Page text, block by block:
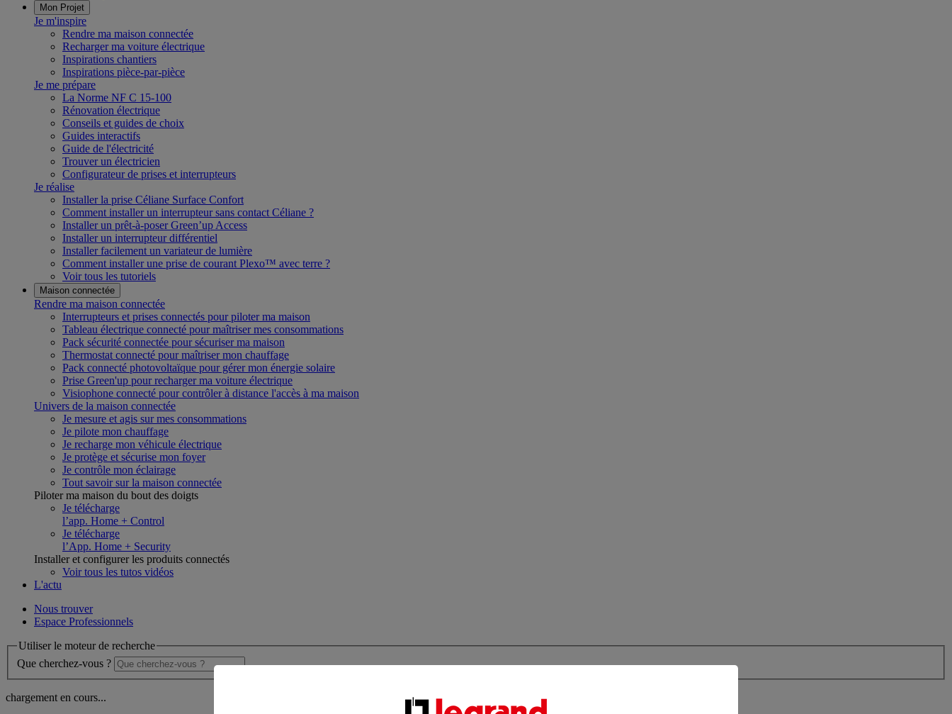
Mon Projet
Je m'inspire
Rendre ma maison connectée
Recharger ma voiture électrique
Inspirations chantiers
Inspirations pièce-par-pièce
Je me prépare
La Norme NF C 15-100
Rénovation électrique
Conseils et guides de choix
Guides interactifs
Guide de l'électricité
Trouver un électricien
Configurateur de prises et interrupteurs
Je réalise
Installer la prise Céliane Surface Confort
Comment installer un interrupteur sans contact Céliane ?
Installer un prêt-à-poser Green’up Access
Installer un interrupteur différentiel
Installer facilement un variateur de lumière
Comment installer une prise de courant Plexo™ avec terre ?
Voir tous les tutoriels
Maison connectée
Rendre ma maison connectée
Interrupteurs et prises connectés pour piloter ma maison
Tableau électrique connecté pour maîtriser mes consommations
Pack sécurité connectée pour sécuriser ma maison
Thermostat connecté pour maîtriser mon chauffage
Pack connecté photovoltaïque pour gérer mon énergie solaire
Prise Green'up pour recharger ma voiture électrique
Visiophone connecté pour contrôler à distance l'accès à ma maison
Univers de la maison connectée
Je mesure et agis sur mes consommations
Je pilote mon chauffage
Je recharge mon véhicule électrique
Je protège et sécurise mon foyer
Je contrôle mon éclairage
Tout savoir sur la maison connectée
Piloter ma maison du bout des doigts
Je télécharge
l’app. Home + Control
Je télécharge
l’App. Home + Security
Installer et configurer les produits connectés
Voir tous les tutos vidéos
L'actu
Nous trouver
Espace Professionnels
Utiliser le moteur de recherche
Que cherchez-vous ?
chargement en cours...